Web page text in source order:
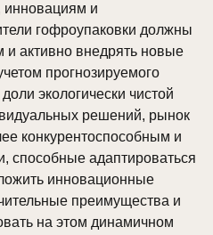
инновациям и
гофроупаковки должны
и активно внедрять новые
прогнозируемого
экологически чистой
решений, рынок
конкурентоспособным и
способные адаптироваться
инновационные
преимущества и
на этом динамичном